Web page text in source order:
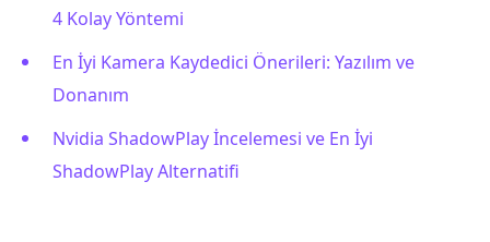
4 Kolay Yöntemi
En İyi Kamera Kaydedici Önerileri: Yazılım ve
Donanım
Nvidia ShadowPlay İncelemesi ve En İyi
ShadowPlay Alternatifi